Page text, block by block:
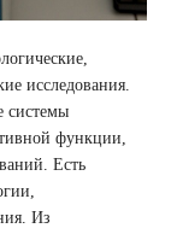
исследования.
системы
функции,
Есть
Из